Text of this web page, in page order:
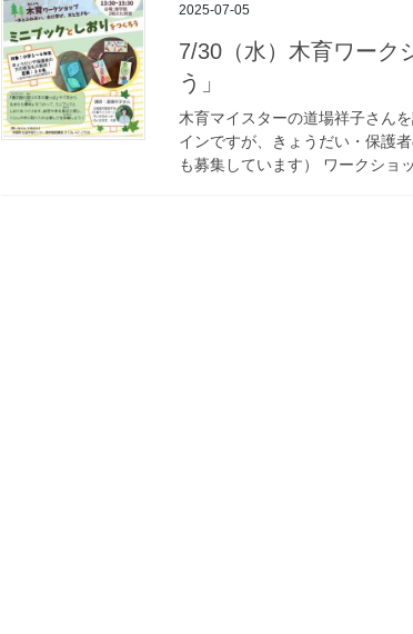
2025-07-05
7/30（水）木育ワーク
う」
木育マイスターの道場祥子さん
インですが、きょうだい・保護
も募集しています） ワークショ